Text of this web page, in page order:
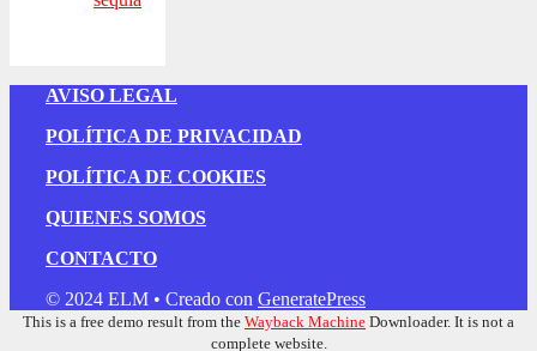
AVISO LEGAL
POLÍTICA DE PRIVACIDAD
POLÍTICA DE COOKIES
QUIENES SOMOS
CONTACTO
© 2024 ELM • Creado con GeneratePress
This is a free demo result from the Wayback Machine Downloader. It is not a
complete website.